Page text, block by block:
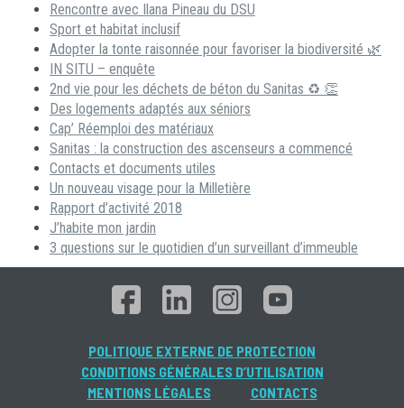
Rencontre avec Ilana Pineau du DSU
Sport et habitat inclusif
Adopter la tonte raisonnée pour favoriser la biodiversité 🌿
IN SITU – enquête
2nd vie pour les déchets de béton du Sanitas ♻ 👏
Des logements adaptés aux séniors
Cap’ Réemploi des matériaux
Sanitas : la construction des ascenseurs a commencé
Contacts et documents utiles
Un nouveau visage pour la Milletière
Rapport d’activité 2018
J’habite mon jardin
3 questions sur le quotidien d’un surveillant d’immeuble
POLITIQUE EXTERNE DE PROTECTION
CONDITIONS GÉNÉRALES D’UTILISATION
MENTIONS LÉGALES
CONTACTS